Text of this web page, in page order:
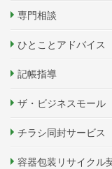
専門相談
ひとことアドバイス
記帳指導
ザ・ビジネスモール
チラシ同封サービス
容器包装リサイクル